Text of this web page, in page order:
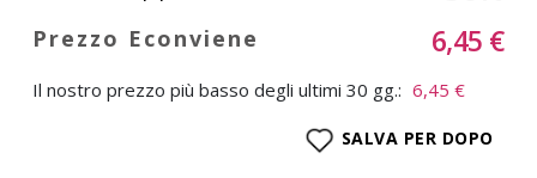
6,45 €
Il nostro prezzo più basso degli ultimi 30 gg.: 6,45 €
SALVA PER DOPO